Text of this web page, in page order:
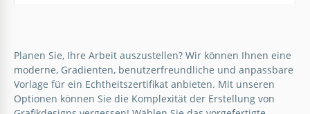
Lila Echtheitszertifikat
Planen Sie, Ihre Arbeit auszustellen? Wir können Ihnen eine
moderne, Gradienten, benutzerfreundliche und anpassbare
Vorlage für ein Echtheitszertifikat anbieten. Mit unseren
Optionen können Sie die Komplexität der Erstellung von